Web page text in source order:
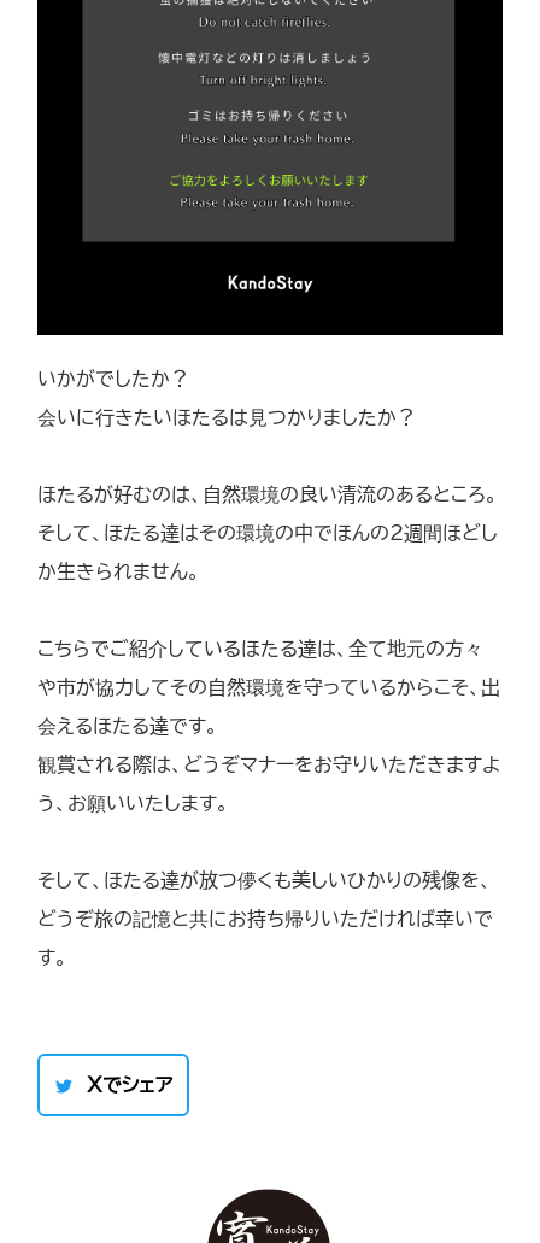
いかがでしたか？
会いに行きたいほたるは見つかりましたか？
ほたるが好むのは、自然環境の良い清流のあるところ。
そして、ほたる達はその環境の中でほんの2週間ほどし
か生きられません。
こちらでご紹介しているほたる達は、全て地元の方々
や市が協力してその自然環境を守っているからこそ、出
会えるほたる達です。
観賞される際は、どうぞマナーをお守りいただきますよ
う、お願いいたします。
そして、ほたる達が放つ儚くも美しいひかりの残像を、
どうぞ旅の記憶と共にお持ち帰りいただければ幸いで
す。
Xでシェア